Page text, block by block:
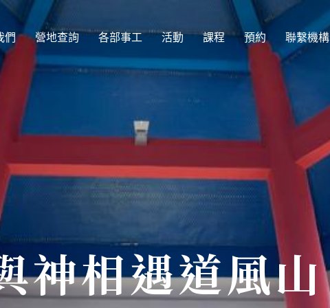
們 營地查詢 各部事工 活動 課程 預約 聯繫機構
神相遇道風山